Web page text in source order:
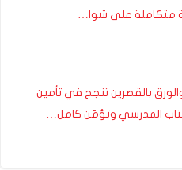
متكاملة على شوا…
بالقصرين تنجح في تأمين